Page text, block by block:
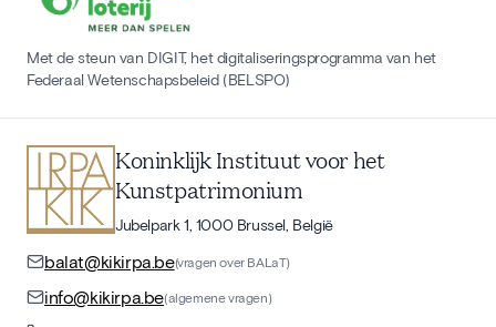
Met de steun van DIGIT, het digitaliseringsprogramma van het
Federaal Wetenschapsbeleid (BELSPO)
Koninklijk Instituut voor het
Kunstpatrimonium
Jubelpark 1, 1000 Brussel, België
balat@kikirpa.be(vragen over BALaT)
info@kikirpa.be(algemene vragen)